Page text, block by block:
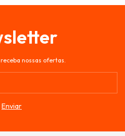
nossas ofertas.